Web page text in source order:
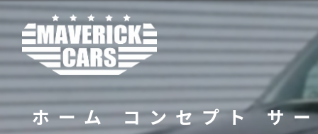
ホーム コンセプト サ